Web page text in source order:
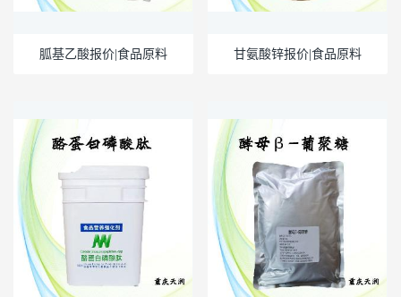
胍基乙酸报价|食品原料 甘氨酸锌报价|食品原料